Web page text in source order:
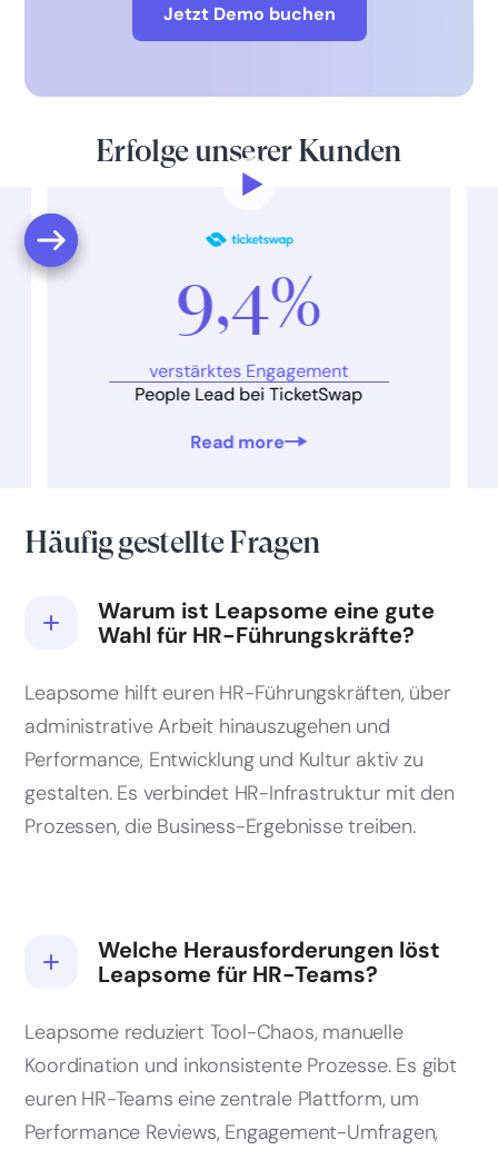
Jetzt Demo buchen
Erfolge unserer Kunden
Read more
9,4%
verstärktes Engagement
People Lead bei TicketSwap
Häufig gestellte Fragen
Warum ist Leapsome eine gute
Wahl für HR-Führungskräfte?
Leapsome hilft euren HR-Führungskräften, über
administrative Arbeit hinauszugehen und
Performance, Entwicklung und Kultur aktiv zu
gestalten. Es verbindet HR-Infrastruktur mit den
Prozessen, die Business-Ergebnisse treiben.
Welche Herausforderungen löst
Leapsome für HR-Teams?
Leapsome reduziert Tool-Chaos, manuelle
Koordination und inkonsistente Prozesse. Es gibt
euren HR-Teams eine zentrale Plattform, um
Performance Reviews, Engagement-Umfragen,